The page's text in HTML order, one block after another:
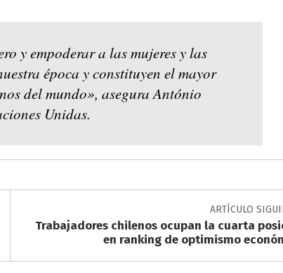
y empoderar a las mujeres y las
época y constituyen el mayor
del mundo», asegura António
Unidas.
ARTÍCULO
Trabajadores chilenos ocupan la cuarta
en ranking de optimismo